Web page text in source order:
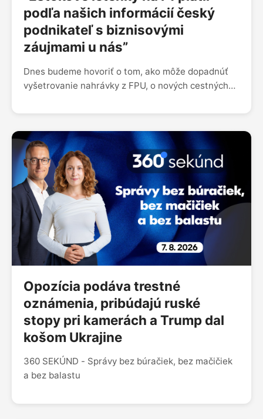
podľa našich informácií český
podnikateľ s biznisovými
záujmami u nás”
Dnes budeme hovoriť o tom, ako môže dopadnúť
vyšetrovanie nahrávky z FPU, o nových cestných
ruské, ale aj o tom, čo sa budúci týždeň udeje na
Opozícia podáva trestné
oznámenia, pribúdajú ruské
stopy pri kamerách a Trump dal
košom Ukrajine
360 SEKÚND - Správy bez búračiek, bez mačičiek
a bez balastu